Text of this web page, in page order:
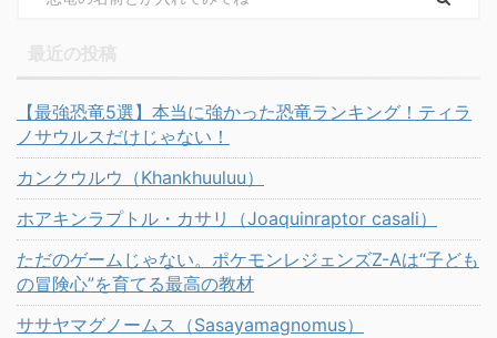
【最強恐竜5選】本当に強かった恐竜ランキング！ティラ
ノサウルスだけじゃない！
カンクウルウ（Khankhuuluu）
ホアキンラプトル・カサリ（Joaquinraptor casali）
ただのゲームじゃない。ポケモンレジェンズZ-Aは“子ども
の冒険心”を育てる最高の教材
ササヤマグノームス（Sasayamagnomus）